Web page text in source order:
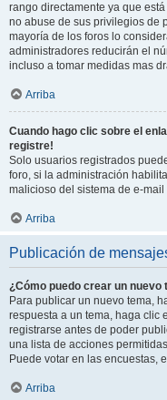
rango directamente ya que
no abuse de sus privilegios de
mayoría de los foros lo
administradores reducirán el
incluso a tomar medidas mas
Arriba
Cuando hago clic sobre el
registre!
Solo usuarios registrados
foro, si la administración
malicioso del sistema de e-
Arriba
Publicación de
¿Cómo puedo crear un
Para publicar un nuevo tema,
respuesta a un tema, haga clic
registrarse antes de poder
una lista de acciones
Puede votar en las encuestas,
Arriba